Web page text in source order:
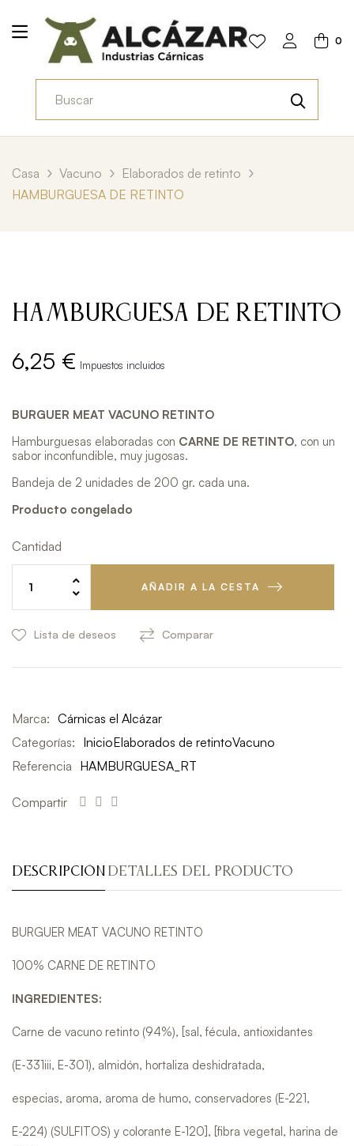
0
Casa Vacuno
Elaborados de retinto
HAMBURGUESA DE RETINTO
HAMBURGUESA DE RETINTO
6,25 € Impuestos incluidos
BURGUER MEAT VACUNO RETINTO
Hamburguesas elaboradas con CARNE DE RETINTO, con un
sabor inconfundible, muy jugosas.
Bandeja de 2 unidades de 200 gr. cada una.
Producto congelado
Cantidad
AÑADIR A LA CESTA
Lista de deseos Comparar
Marca: Cárnicas el Alcázar
Categorías: InicioElaborados de retintoVacuno
Referencia HAMBURGUESA_RT
Compartir
DESCRIPCIÓN DETALLES DEL PRODUCTO
BURGUER MEAT VACUNO RETINTO
100% CARNE DE RETINTO
INGREDIENTES:
Carne de vacuno retinto (94%), [sal, fécula, antioxidantes
(E-331iii, E-301), almidón, hortaliza deshidratada,
especias, aroma, aroma de humo, conservadores (E-221,
E-224) (SULFITOS) y colorante E-120], [fibra vegetal, harina de